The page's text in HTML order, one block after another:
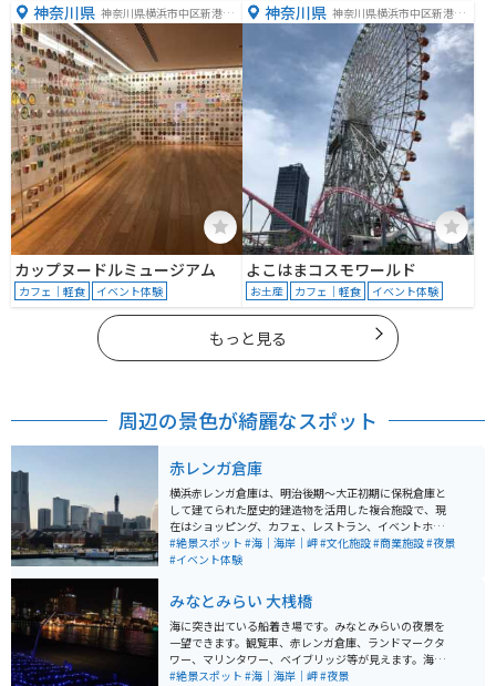
神奈川県 神奈川県横浜市中区新港２
丁目３−１１−４
カップヌードルミュージアム
カフェ｜軽食 イベント体験
神奈川県 神奈川県横浜市中区新港２
丁目８−１
よこはまコスモワールド
お土産 カフェ｜軽食 イベント体験
もっと見る
周辺の景色が綺麗なスポット
赤レンガ倉庫
横浜赤レンガ倉庫は、明治後期〜大正初期に保税倉庫と
して建てられた歴史的建造物を活用した複合施設で、現
在はショッピング、カフェ、レストラン、イベントホー
ルなどが集まる人気観光スポットです。海に面したロケ
ーションで、赤レンガのクラシックな外観と横浜港の景
物や食事が楽しめ、赤レンガ倉庫広場では季節ごとにマ
ーケットやフェス、イルミネーションなど多彩なイベン
トが開催されます。 周辺にはみなとみらいや山下公園も
徒歩圏内で、港町の雰囲気を満喫しながら散策できるの
も魅力。昼は海景色、夜はライトアップされた夜景と、
時間帯によって違った表情を楽しめる横浜を代表するデ
#絶景スポット #海｜海岸｜岬#文化施設#商業施設#夜景
#イベント体験
みなとみらい 大桟橋
海に突き出ている船着き場です。みなとみらいの夜景を
一望できます。観覧車、赤レンガ倉庫、ランドマークタ
ワー、マリンタワー、ベイブリッジ等が見えます。海を
挟んでみる夜景は明るさを引き立ててくれます。運がい
#絶景スポット #海｜海岸｜岬#夜景